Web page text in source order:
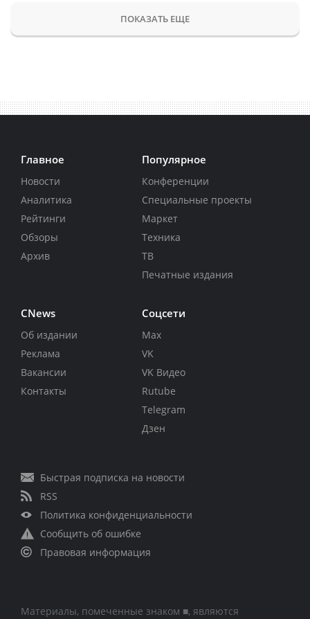
ПОКАЗАТЬ ЕЩЕ
Главное
Новости
Аналитика
Рейтинги
Обзоры
Архив
Популярное
Конференции
Специальные проекты
Маркет
Техника
ТВ
Печатные издания
CNews
Об издании
Реклама
Вакансии
Контакты
Соцсети
Max
VK
VK Видео
Rutube
Telegram
Дзен
Быстрая подписка на новости
RSS
Политика конфиденциальности
Сообщить об ошибке
Правовая информация
Материалы, помеченные знаком ■, являются